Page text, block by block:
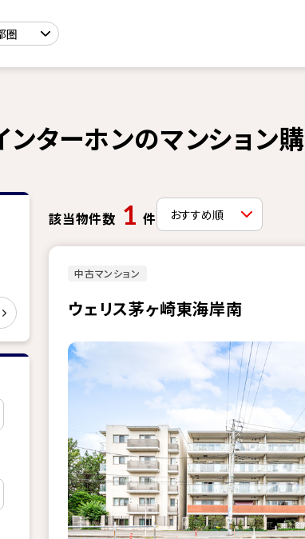
ターホンのマンション
該当物件数 1 件
中古マンション
ウェリス茅ヶ崎東海岸南